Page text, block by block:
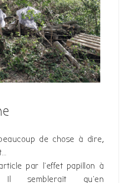
de chose à dire,
par l’effet papillon à
semblerait qu’en